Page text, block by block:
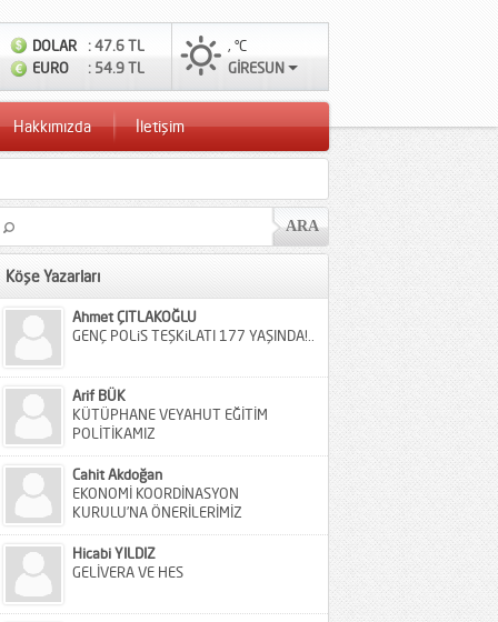
DOLAR
: 47.6 TL
EURO
: 54.9 TL
, °C
GİRESUN
Hakkımızda İletişim
Köşe Yazarları
Ahmet ÇITLAKOĞLU
GENÇ POLiS TEŞKiLATI 177 YAŞINDA!..
Arif BÜK
KÜTÜPHANE VEYAHUT EĞİTİM
POLİTİKAMIZ
Cahit Akdoğan
EKONOMİ KOORDİNASYON
KURULU’NA ÖNERİLERİMİZ
Hicabi YILDIZ
GELİVERA VE HES